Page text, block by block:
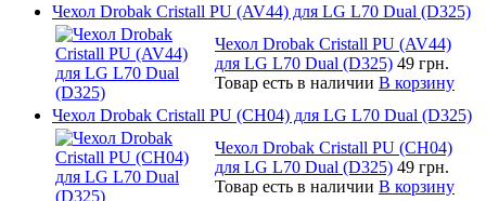
Чехол Drobak Cristall PU (AV44) для LG L70 Dual (D325)
Чехол Drobak Cristall PU (AV44)
для LG L70 Dual (D325) 49 грн.
Товар есть в наличии В корзину
Чехол Drobak Cristall PU (CH04) для LG L70 Dual (D325)
Чехол Drobak Cristall PU (CH04)
для LG L70 Dual (D325) 49 грн.
Товар есть в наличии В корзину